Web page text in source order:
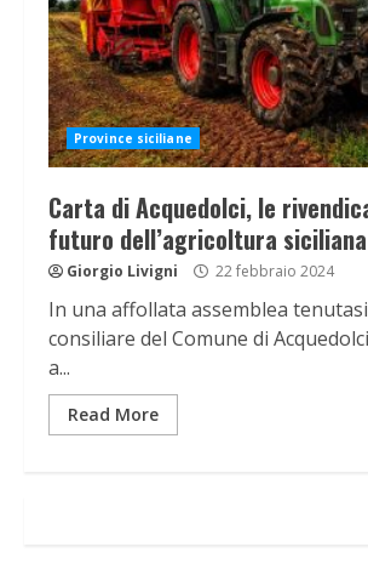
Province siciliane
Carta di Acquedolci, le
futuro dell’agricoltura siciliana
Giorgio Livigni 22 febbraio 2024
In una affollata assemblea
consiliare del Comune di
a...
Read More